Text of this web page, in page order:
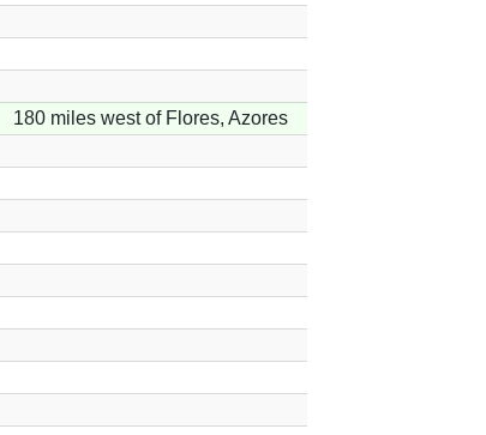
180 miles west of Flores, Azores